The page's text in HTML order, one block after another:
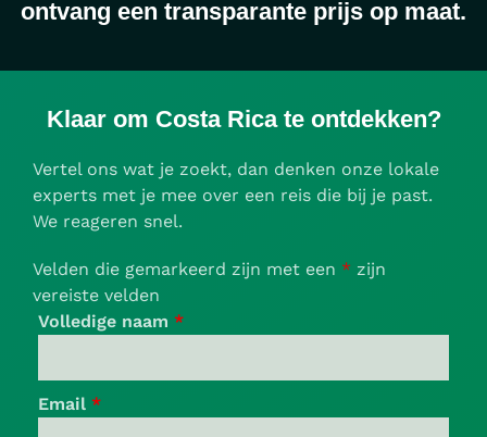
Transfers
Excursies
ontvang een transparante prijs op maat.
Klaar om Costa Rica te ontdekken?
Vertel ons wat je zoekt, dan denken onze lokale
experts met je mee over een reis die bij je past.
We reageren snel.
Velden die gemarkeerd zijn met een * zijn
vereiste velden
Volledige naam *
Email *